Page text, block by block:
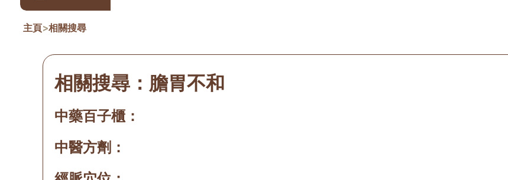
主頁>相關搜尋
相關搜尋： 膽胃不和
中藥百子櫃：
中醫方劑：